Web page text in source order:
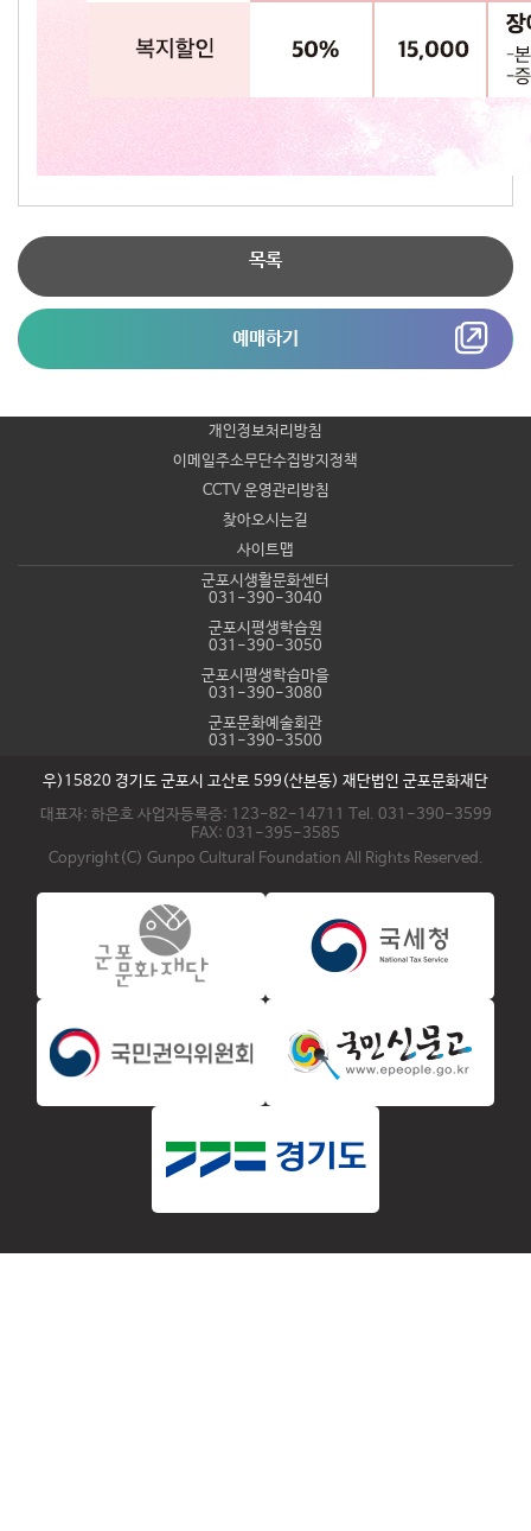
목록
예매하기
개인정보처리방침
이메일주소무단수집방지정책
CCTV 운영관리방침
찾아오시는길
사이트맵
군포시생활문화센터
031-390-3040
군포시평생학습원
031-390-3050
군포시평생학습마을
031-390-3080
군포문화예술회관
031-390-3500
우)15820 경기도 군포시 고산로 599(산본동) 재단법인 군포문화재단
대표자: 하은호 사업자등록증: 123-82-14711 Tel. 031-390-3599
FAX: 031-395-3585
Copyright(C) Gunpo Cultural Foundation All Rights Reserved.